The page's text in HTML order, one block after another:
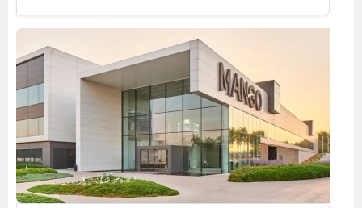
Gümüşhane
Hakkari
Hatay
Isparta
Mersin